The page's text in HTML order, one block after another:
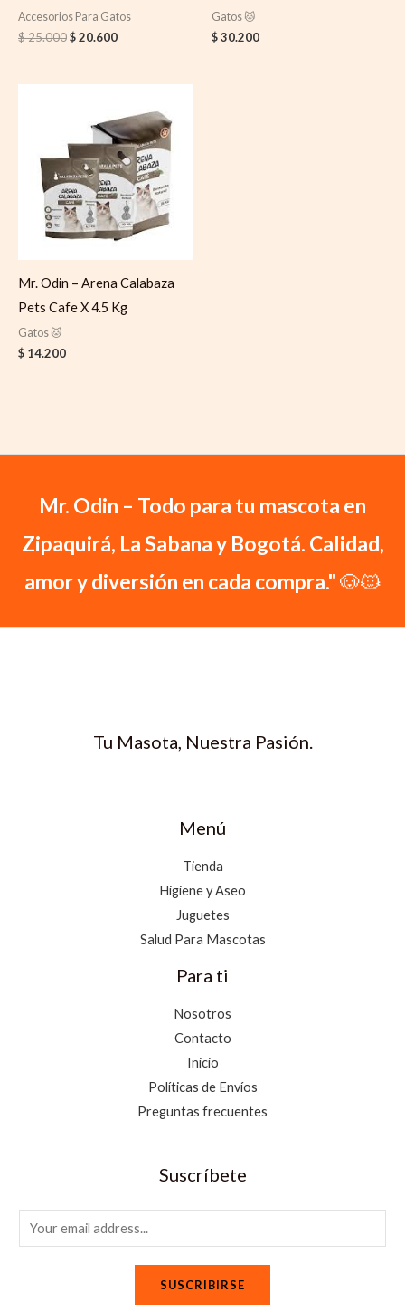
Accesorios Para Gatos
$25.000$20.600
Gatos 🐱
$30.200
Mr. Odin – Arena Calabaza
Pets Cafe X 4.5 Kg
Gatos 🐱
$ 14.200
Mr. Odin – Todo para tu mascota en
Zipaquirá, La Sabana y Bogotá. Calidad,
amor y diversión en cada compra."🐶🐱
Tu Masota, Nuestra Pasión.
Menú
Tienda
Higiene y Aseo
Juguetes
Salud Para Mascotas
Para ti
Nosotros
Contacto
Inicio
Políticas de Envíos
Preguntas frecuentes
Suscríbete
m
SUSCRIBIRSE